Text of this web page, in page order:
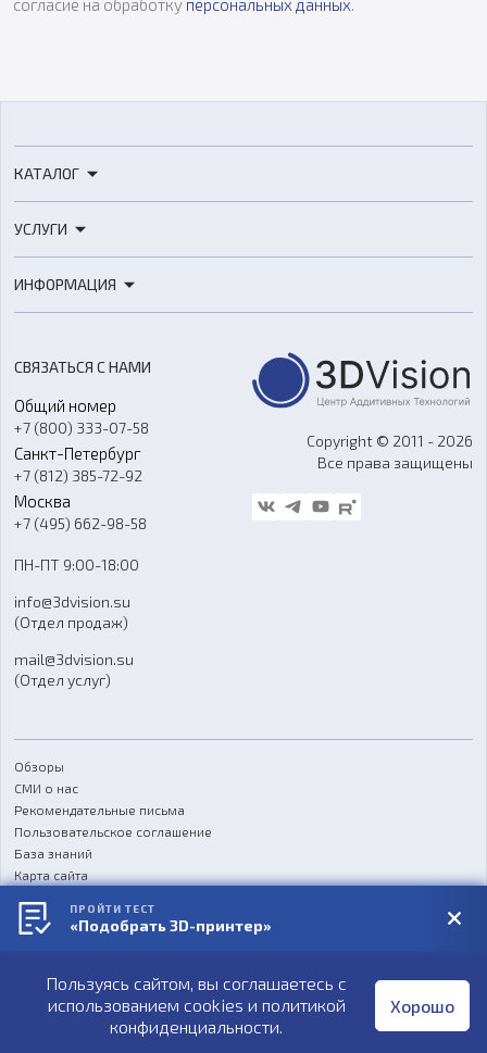
согласие на обработку персональных данных.
КАТАЛОГ
3D-сканеры
Расходные материалы
Оборудование и материалы для вакуумного литья
Аксессуары и прочее оборудование
Программное обеспечение
УСЛУГИ
3D-моделирование
Ремонт и услуги
ИНФОРМАЦИЯ
О компании
Контакты
Гос. закупки
Стать дилером
Блог
FAQ
СВЯЗАТЬСЯ С НАМИ
Общий номер
+7 (800) 333-07-58
Санкт-Петербург
+7 (812) 385-72-92
Москва
+7 (495) 662-98-58
ПН-ПТ 9:00-18:00
info@3dvision.su
(Отдел продаж)
mail@3dvision.su
(Отдел услуг)
Copyright © 2011 - 2026
Все права защищены
Обзоры
СМИ о нас
Рекомендательные письма
Пользовательское соглашение
База знаний
Карта сайта
Согласие на обработку персональных данных
Публичная оферта
Пользуясь сайтом, вы соглашаетесь с
использованием cookies и политикой
конфиденциальности.
Хорошо
ПРОЙТИ ТЕСТ
«Подобрать 3D-принтер»